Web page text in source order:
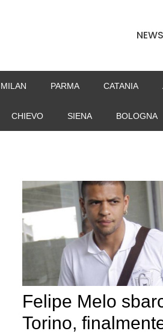
NEWS
MILAN PARMA CATANIA
CHIEVO SIENA BOLOGNA
Felipe Melo
Torino,